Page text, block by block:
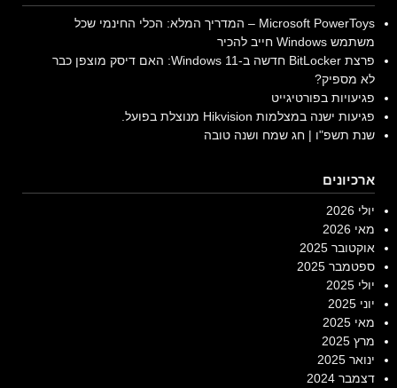
Microsoft PowerToys – המדריך המלא: הכלי החינמי שכל
משתמש Windows חייב להכיר
פרצת BitLocker חדשה ב-Windows 11: האם דיסק מוצפן כבר
לא מספיק?
פגיעויות בפורטיגייט
פגיעות ישנה במצלמות Hikvision מנוצלת בפועל.
שנת תשפ"ו | חג שמח ושנה טובה
ארכיונים
יולי 2026
מאי 2026
אוקטובר 2025
ספטמבר 2025
יולי 2025
יוני 2025
מאי 2025
מרץ 2025
ינואר 2025
דצמבר 2024